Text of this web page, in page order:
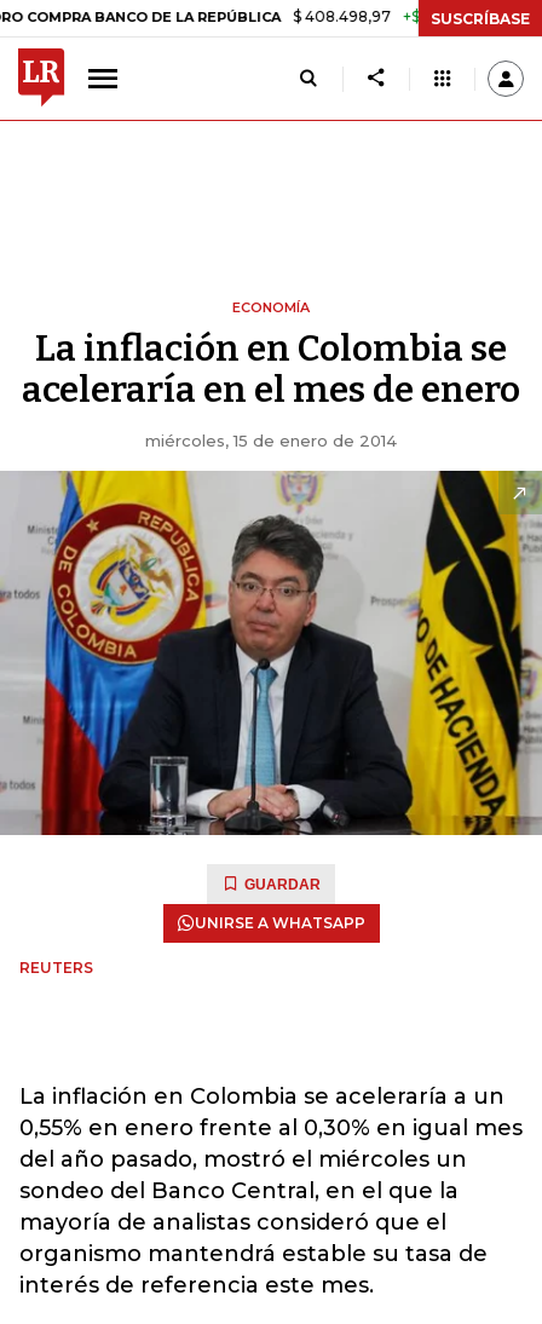
BANCO DE LA REPÚBLICA $ 408.498,97 +$ 8.753,81 +2,19%
SUSCRÍBASE
ECONOMÍA
La inflación en Colombia se
aceleraría en el mes de enero
miércoles, 15 de enero de 2014
GUARDAR
UNIRSE A WHATSAPP
REUTERS
La inflación en Colombia se aceleraría a un
0,55% en enero frente al 0,30% en igual mes
del año pasado, mostró el miércoles un
sondeo del Banco Central, en el que la
mayoría de analistas consideró que el
organismo mantendrá estable su tasa de
interés de referencia este mes.